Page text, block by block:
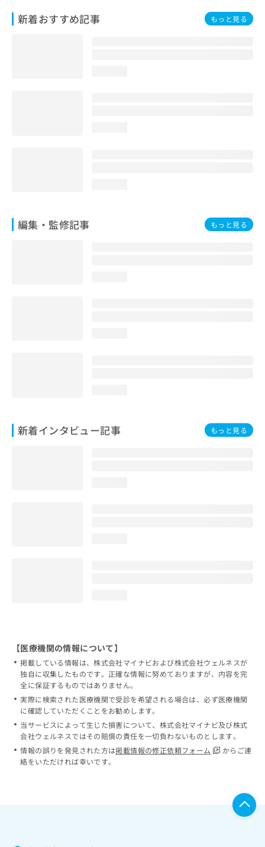
新着おすすめ記事 もっと見る
編集・監修記事 もっと見る
新着インタビュー記事 もっと見る
問
【医療機関の情報について】
掲載している情報は、株式会社マイナビおよび株式会社ウェルネスが
独自に収集したものです。正確な情報に努めておりますが、内容を完
全に保証するものではありません。
実際に検索された医療機関で受診を希望される場合は、必ず医療機関
に確認していただくことをお勧めします。
当サービスによって生じた損害について、株式会社マイナビ及び株式
会社ウェルネスではその賠償の責任を一切負わないものとします。
情報の誤りを発見された方は掲載情報の修正依頼フォーム
からご連
絡をいただければ幸いです。